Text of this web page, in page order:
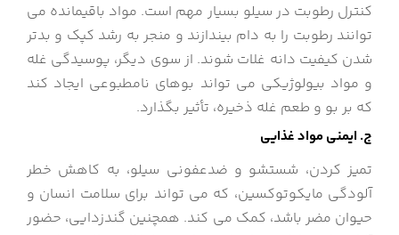
کنترل رطوبت در سیلو بسیار مهم است. مواد باقیمانده می
توانند رطوبت را به دام بیندازند و منجر به رشد کپک و بدتر
شدن کیفیت دانه غلات شوند. از سوی دیگر، پوسیدگی غله
و مواد بیولوژیکی می تواند بوهای نامطبوعی ایجاد کند
که بر بو و طعم غله ذخیره، تأثیر بگذارد.
ج. ایمنی مواد غذایی
تمیز کردن، شستشو و ضدعفونی سیلو، به کاهش خطر
آلودگی مایکوتوکسین، که می تواند برای سلامت انسان و
حیوان مضر باشد، کمک می کند. همچنین گندزدایی، حضور